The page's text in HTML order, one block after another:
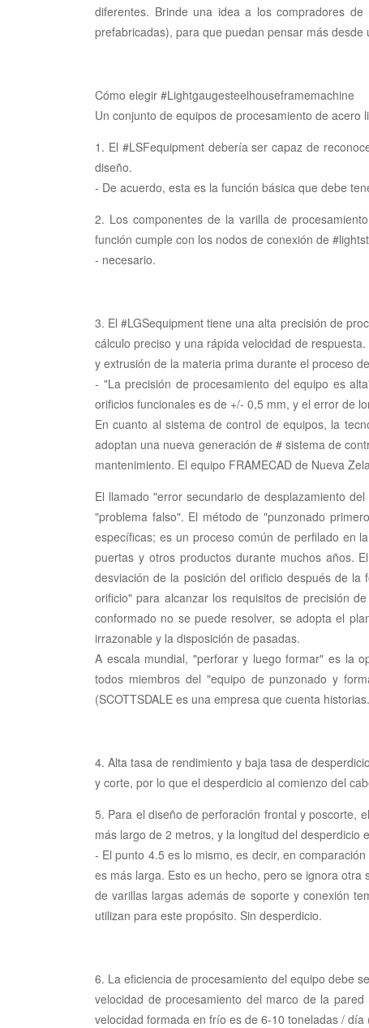
diferentes. Brinde una idea a los compradores
prefabricadas), para que puedan pensar más
Cómo elegir #Lightgaugesteelhouseframemachine
Un conjunto de equipos de procesamiento de
1. El #LSFequipment debería ser capaz de
diseño.
- De acuerdo, esta es la función básica que debe
2. Los componentes de la varilla de
función cumple con los nodos de conexión de
- necesario.
3. El #LGSequipment tiene una alta precisión de
cálculo preciso y una rápida velocidad de
y extrusión de la materia prima durante el proceso
- "La precisión de procesamiento del equipo es
orificios funcionales es de +/- 0,5 mm, y el error de
En cuanto al sistema de control de equipos, la
adoptan una nueva generación de # sistema de
mantenimiento. El equipo FRAMECAD de Nueva
El llamado "error secundario de desplazamiento
"problema falso". El método de "punzonado
específicas; es un proceso común de perfilado en
puertas y otros productos durante muchos años.
desviación de la posición del orificio después de
orificio" para alcanzar los requisitos de precisión
conformado no se puede resolver, se adopta el
irrazonable y la disposición de pasadas.
A escala mundial, "perforar y luego formar" es la
todos miembros del "equipo de punzonado y
(SCOTTSDALE es una empresa que cuenta
4. Alta tasa de rendimiento y baja tasa de
y corte, por lo que el desperdicio al comienzo del
5. Para el diseño de perforación frontal y poscorte,
más largo de 2 metros, y la longitud del
- El punto 4.5 es lo mismo, es decir, en
es más larga. Esto es un hecho, pero se ignora
de varillas largas además de soporte y conexión
utilizan para este propósito. Sin desperdicio.
6. La eficiencia de procesamiento del equipo debe
velocidad de procesamiento del marco de la
velocidad formada en frío es de 6-10 toneladas / día